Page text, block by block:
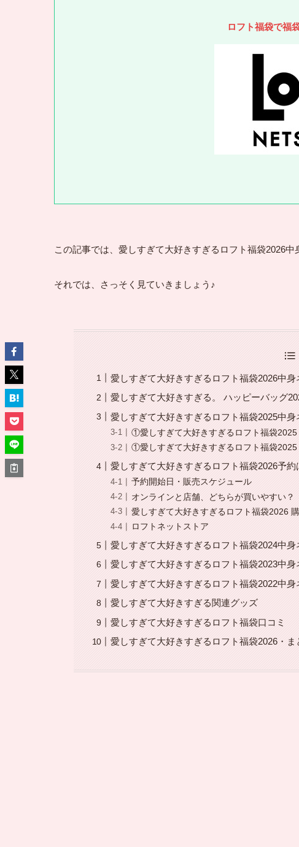
ロフト福袋で福
この記事では、愛しすぎて大好きすぎるロフト福袋2026
それでは、さっそく見ていきましょう♪
愛しすぎて大好きすぎるロフト福袋2026中
愛しすぎて大好きすぎる。 ハッピーバッグ
愛しすぎて大好きすぎるロフト福袋2025中
①愛しすぎて大好きすぎるロフト福袋2025
①愛しすぎて大好きすぎるロフト福袋2025
愛しすぎて大好きすぎるロフト福袋2026予
予約開始日・販売スケジュール
オンラインと店舗、どちらが買いやすい？
愛しすぎて大好きすぎるロフト福袋2026
ロフトネットストア
愛しすぎて大好きすぎるロフト福袋2024中身
愛しすぎて大好きすぎるロフト福袋2023中身
愛しすぎて大好きすぎるロフト福袋2022中身
愛しすぎて大好きすぎる関連グッズ
愛しすぎて大好きすぎるロフト福袋口コミ
愛しすぎて大好きすぎるロフト福袋2026・ま